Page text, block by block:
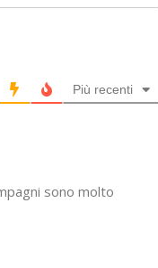
Più recenti
sono molto